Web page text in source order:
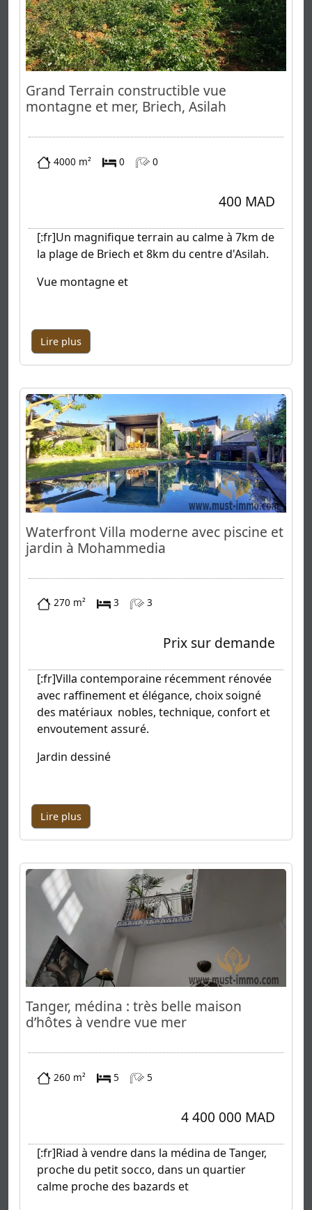
Grand Terrain constructible vue
montagne et mer, Briech, Asilah
4000 m² 0 0
400 MAD
[:fr]Un magnifique terrain au calme à 7km de
la plage de Briech et 8km du centre d'Asilah.
Vue montagne et
Lire plus
Waterfront Villa moderne avec piscine et
jardin à Mohammedia
270 m² 3 3
Prix sur demande
[:fr]Villa contemporaine récemment rénovée
avec raffinement et élégance, choix soigné
des matériaux nobles, technique, confort et
envoutement assuré.
Jardin dessiné
Lire plus
Tanger, médina : très belle maison
d’hôtes à vendre vue mer
260 m² 5 5
4 400 000 MAD
[:fr]Riad à vendre dans la médina de Tanger,
proche du petit socco, dans un quartier
calme proche des bazards et